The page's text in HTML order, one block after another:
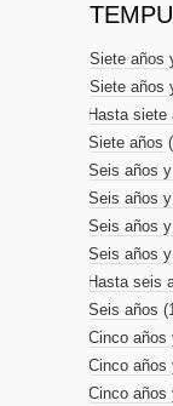
Siete años
Siete años
Hasta siete
Siete años
Seis años
Seis años
Seis años
Seis años
Hasta seis
Seis años
Cinco años
Cinco años
Cinco